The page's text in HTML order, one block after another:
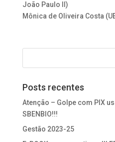
João Paulo II)
Mônica de Oliveira Costa
Posts recentes
Atenção – Golpe com PIX
SBENBIO!!!
Gestão 2023-25